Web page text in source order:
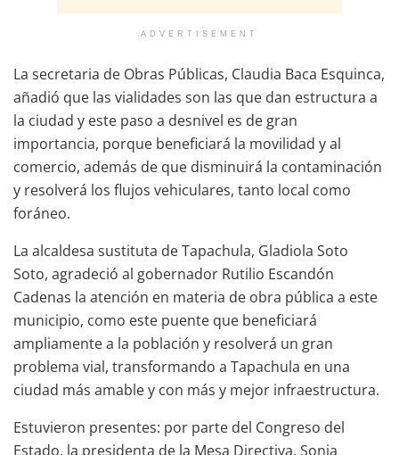
ADVERTISEMENT
La secretaria de Obras Públicas, Claudia Baca Esquinca,
añadió que las vialidades son las que dan estructura a
la ciudad y este paso a desnivel es de gran
importancia, porque beneficiará la movilidad y al
comercio, además de que disminuirá la contaminación
y resolverá los flujos vehiculares, tanto local como
foráneo.
La alcaldesa sustituta de Tapachula, Gladiola Soto
Soto, agradeció al gobernador Rutilio Escandón
Cadenas la atención en materia de obra pública a este
municipio, como este puente que beneficiará
ampliamente a la población y resolverá un gran
problema vial, transformando a Tapachula en una
ciudad más amable y con más y mejor infraestructura.
Estuvieron presentes: por parte del Congreso del
Estado, la presidenta de la Mesa Directiva, Sonia